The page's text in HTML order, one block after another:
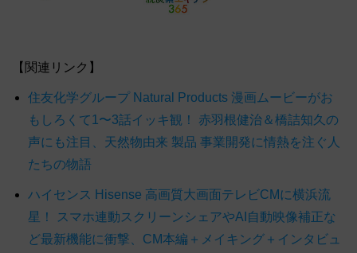
【関連リンク】
住友化学グループ Natural Products 漫画ムービーがお
もしろくて1〜3話イッキ観！ 赤羽根健治＆橋詰知久の
声にも注目、天然物由来 製品 事業開発に情熱を注ぐ人
たちの物語
ハイセンス Hisense 高画質大画面テレビCMに横浜流
星！ スマホ連動スクリーンシェアやAI自動映像補正な
ど最新機能に衝撃、CM本編＋メイキング＋インタビュ